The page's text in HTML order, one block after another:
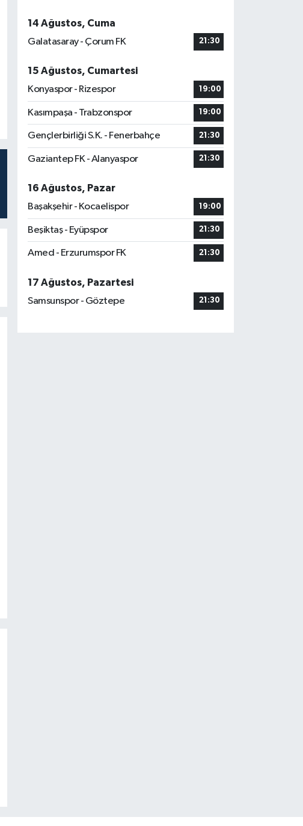
14 Ağustos, Cuma
Galatasaray - Çorum FK
21:30
15 Ağustos, Cumartesi
Konyaspor - Rizespor
19:00
Kasımpaşa - Trabzonspor 19:00
Gençlerbirliği S.K. - Fenerbahçe 21:30
Gaziantep FK - Alanyaspor 21:30
16 Ağustos, Pazar
Başakşehir - Kocaelispor
19:00
Beşiktaş - Eyüpspor 21:30
Amed - Erzurumspor FK 21:30
17 Ağustos, Pazartesi
Samsunspor - Göztepe
21:30